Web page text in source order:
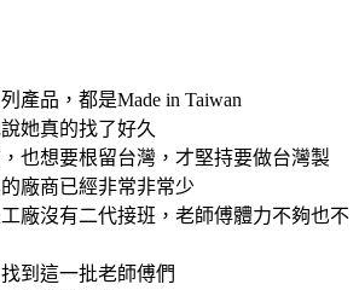
產品，都是Made in Taiwan
她真的找了好久
也想要根留台灣，才堅持要做台灣製
廠商已經非常非常少
廠沒有二代接班，老師傅體力不夠也不
到這一批老師傅們